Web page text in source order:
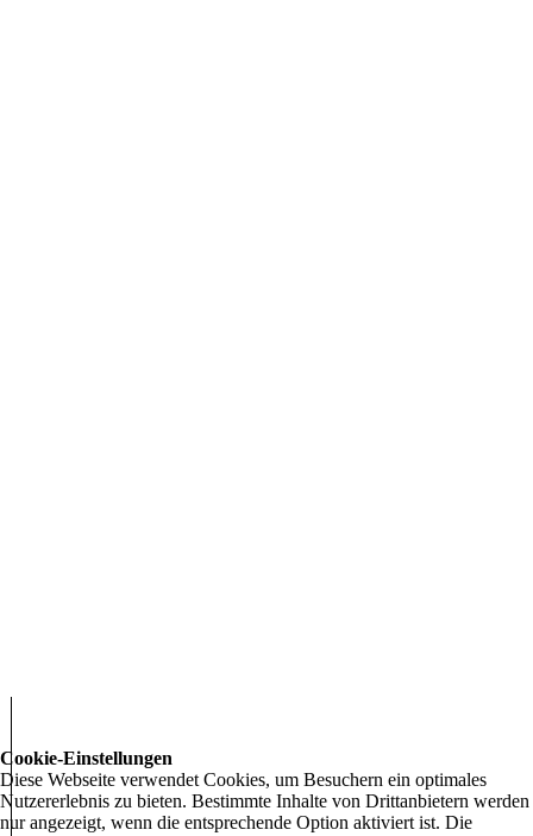
Cookie-Einstellungen
Diese Webseite verwendet Cookies, um Besuchern ein optimales
Nutzererlebnis zu bieten. Bestimmte Inhalte von Drittanbietern werden
nur angezeigt, wenn die entsprechende Option aktiviert ist. Die